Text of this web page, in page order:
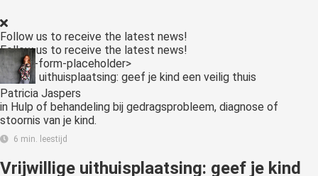
Follow us to receive the latest news!
Follow us to receive the latest news!
<:optin-form-placeholder>
Patricia Jaspers
in Hulp of behandeling bij gedragsprobleem, diagnose of
stoornis van je kind.
6 min. leestijd
Vrijwillige uithuisplaatsing: geef je kind